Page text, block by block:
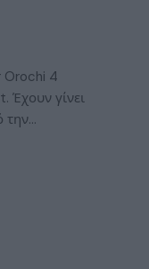
Orochi 4
Έχουν γίνει
την…